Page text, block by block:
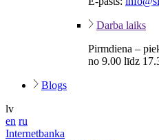
Darba laiks
Pirmdiena –
no 9.00 līdz
Blogs
lv
en ru
Internetbanka